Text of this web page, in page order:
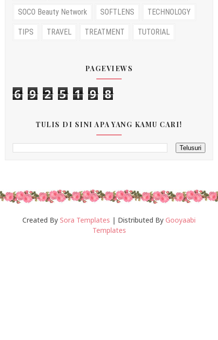
SOCO Beauty Network SOFTLENS TECHNOLOGY
TIPS TRAVEL TREATMENT TUTORIAL
PAGEVIEWS
6 9 2 5 1 9 8
TULIS DI SINI APA YANG KAMU CARI!
Created By Sora Templates | Distributed By Gooyaabi
Templates